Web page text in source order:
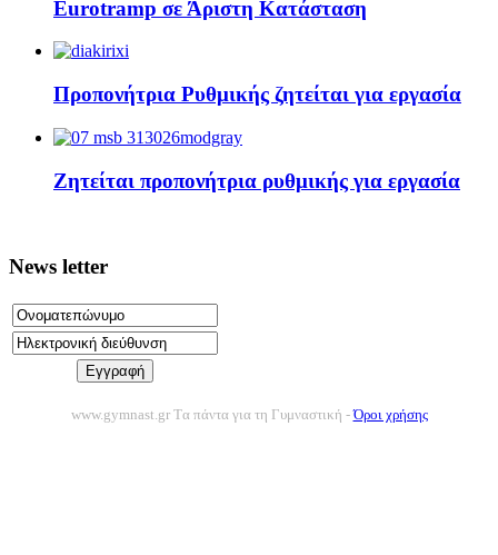
Eurotramp σε Άριστη Κατάσταση
Προπονήτρια Ρυθμικής ζητείται για εργασία
Ζητείται προπονήτρια ρυθμικής για εργασία
News letter
www.gymnast.gr Tα πάντα για τη Γυμναστική -Όροι χρήσης